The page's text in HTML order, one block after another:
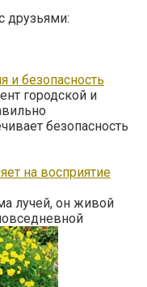
друзьями:
и безопасность
городской и
безопасность
на восприятие
лучей, он живой